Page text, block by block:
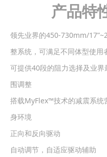
产品特
领先业界的450-730mm/
整系统，可满足不同体型使用
可提供40段的阻力选择及业界
围调整
搭载MyFlex™技术的减震系统
身环境
正向和反向驱动
自动调节，自适应驱动辅助